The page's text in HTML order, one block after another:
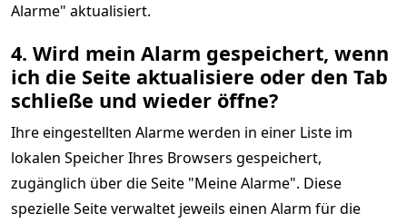
Alarme" aktualisiert.
4. Wird mein Alarm gespeichert, wenn
ich die Seite aktualisiere oder den Tab
schließe und wieder öffne?
Ihre eingestellten Alarme werden in einer Liste im
lokalen Speicher Ihres Browsers gespeichert,
zugänglich über die Seite "Meine Alarme". Diese
spezielle Seite verwaltet jeweils einen Alarm für die